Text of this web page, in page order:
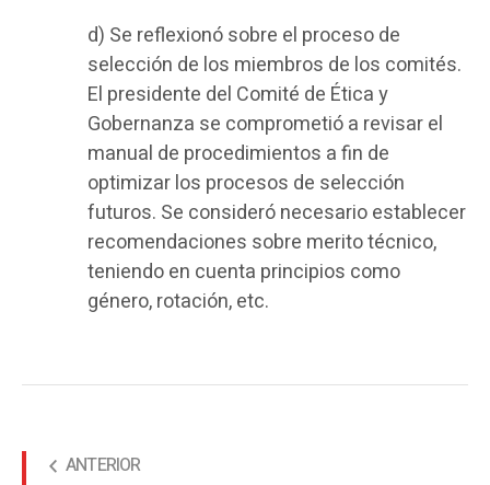
d) Se reflexionó sobre el proceso de
selección de los miembros de los comités.
El presidente del Comité de Ética y
Gobernanza se comprometió a revisar el
manual de procedimientos a fin de
optimizar los procesos de selección
futuros. Se consideró necesario establecer
recomendaciones sobre merito técnico,
teniendo en cuenta principios como
género, rotación, etc.
ANTERIOR